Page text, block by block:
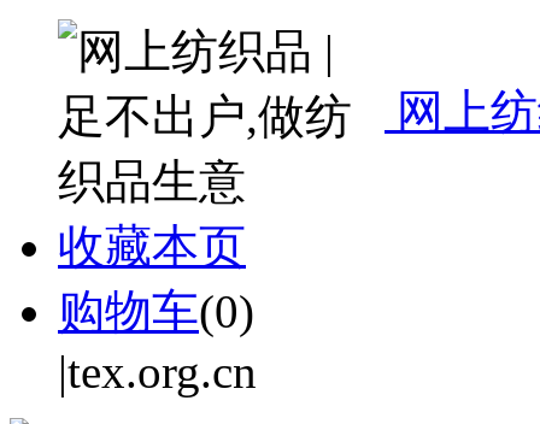
网上
收藏本页
购物车(0)
|tex.org.cn